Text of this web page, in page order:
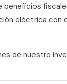
beneficios
eléctrica con
de nuestro